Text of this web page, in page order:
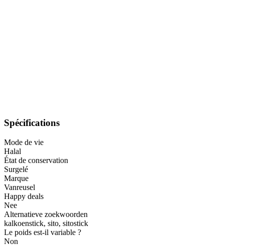
Spécifications
Mode de vie
Halal
État de conservation
Surgelé
Marque
Vanreusel
Happy deals
Nee
Alternatieve zoekwoorden
kalkoenstick, sito, sitostick
Le poids est-il variable ?
Non